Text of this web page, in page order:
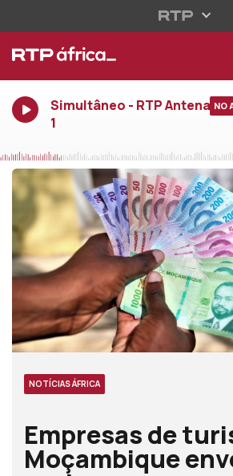
Simultâneo - RTP Antena
1
NO
NOTÍCIAS ÁFRICA
Empresas de
Moçambique